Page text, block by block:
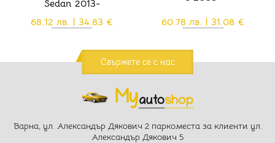
Sedan 2013-
68.12 лв. | 34.83 €
60.78 лв. | 31.08 €
Свържете се с нас
Варна, ул. Александър Дякович 2 паркоместа за клиенти ул.
Александър Дякович 5